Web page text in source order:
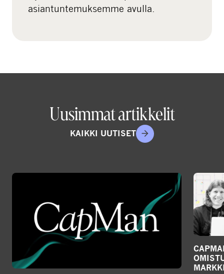
asiantuntemuksemme avulla.
Uusimmat artikkelit
KAIKKI UUTISET